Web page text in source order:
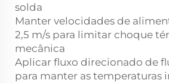
solda
Manter velocidades de
2,5 m/s para limitar choque
mecânica
Aplicar fluxo direcionado de
para manter as temperaturas